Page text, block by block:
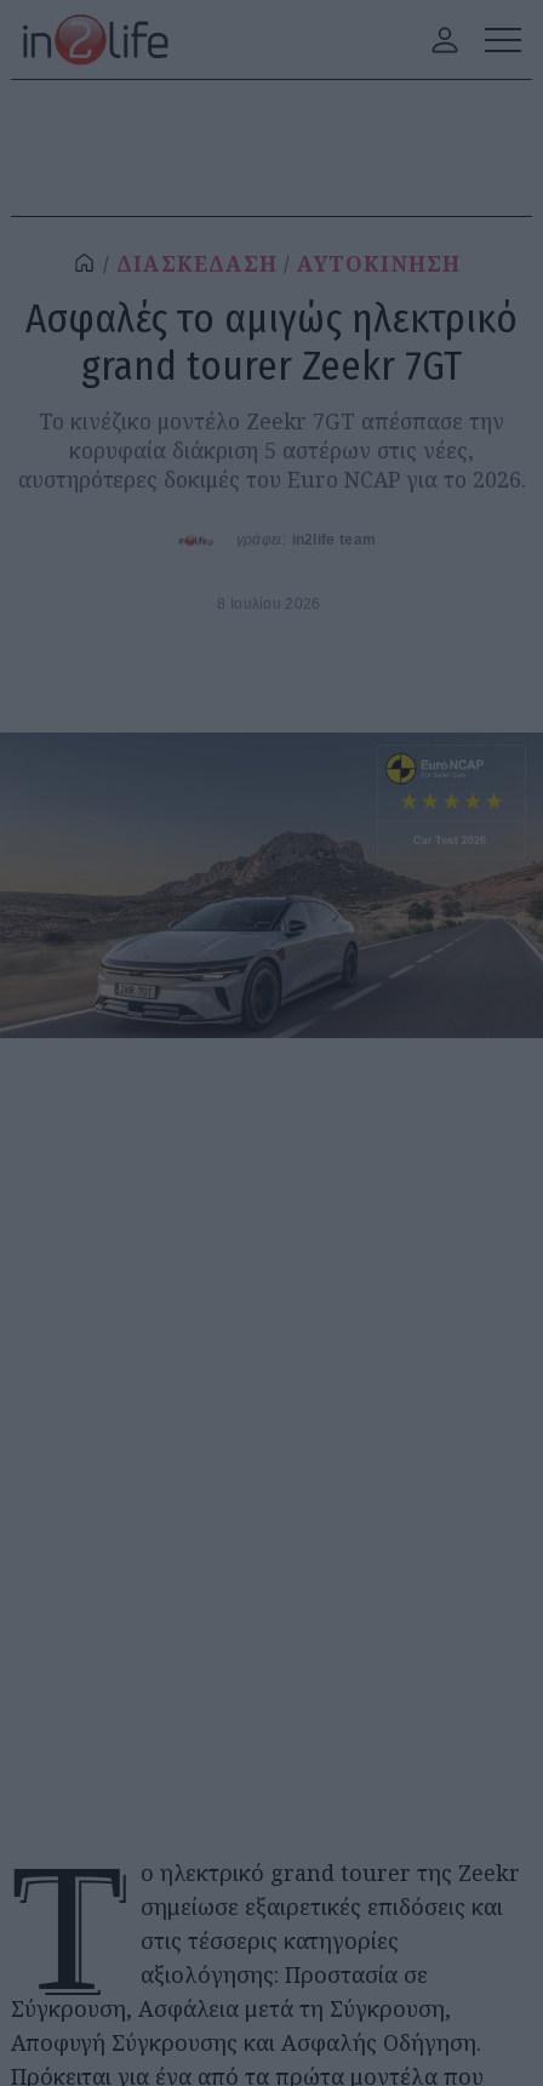
ΔΙΑΣΚΕΔΑΣΗ ΑΥΤΟΚΙΝΗΣΗ
Ασφαλές το αμιγώς ηλεκτρικό
grand tourer Zeekr 7GT
Το κινέζικο μοντέλο Zeekr 7GT απέσπασε την
κορυφαία διάκριση 5 αστέρων στις νέες,
αυστηρότερες δοκιμές του Euro NCAP για το 2026.
γράφει: in2life team
8 Ιουλίου 2026
Τ
ο ηλεκτρικό grand tourer της Zeekr
σημείωσε εξαιρετικές επιδόσεις και
στις τέσσερις κατηγορίες
αξιολόγησης: Προστασία σε
Σύγκρουση, Ασφάλεια μετά τη Σύγκρουση,
Αποφυγή Σύγκρουσης και Ασφαλής Οδήγηση.
Πρόκειται για ένα από τα πρώτα μοντέλα που